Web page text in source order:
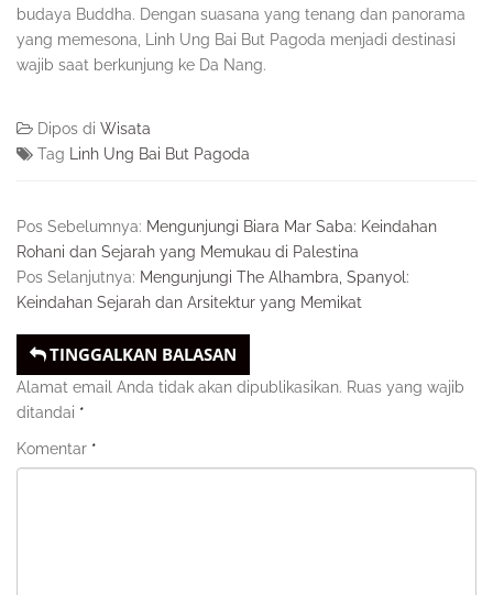
budaya Buddha. Dengan suasana yang tenang dan panorama
yang memesona, Linh Ung Bai But Pagoda menjadi destinasi
wajib saat berkunjung ke Da Nang.
Dipos di Wisata
Tag
Linh Ung Bai But Pagoda
Pos Sebelumnya: Mengunjungi Biara Mar Saba: Keindahan
Rohani dan Sejarah yang Memukau di Palestina
Pos Selanjutnya: Mengunjungi The Alhambra, Spanyol:
Keindahan Sejarah dan Arsitektur yang Memikat
TINGGALKAN BALASAN
Alamat email Anda tidak akan dipublikasikan. Ruas yang wajib
ditandai *
Komentar *